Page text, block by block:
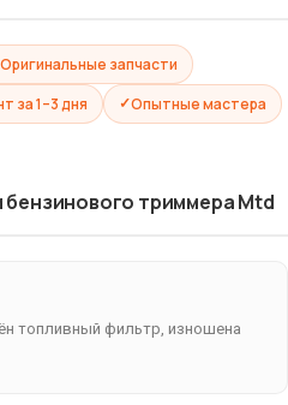
Оригинальные запчасти
за 1–3 дня Опытные мастера
триммера Mtd
топливный фильтр, изношена